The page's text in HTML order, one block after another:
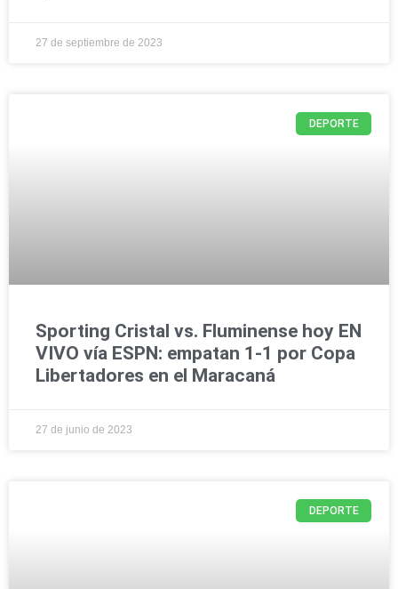
27 de septiembre de 2023
DEPORTE
Sporting Cristal vs. Fluminense hoy EN
VIVO vía ESPN: empatan 1-1 por Copa
Libertadores en el Maracaná
27 de junio de 2023
DEPORTE